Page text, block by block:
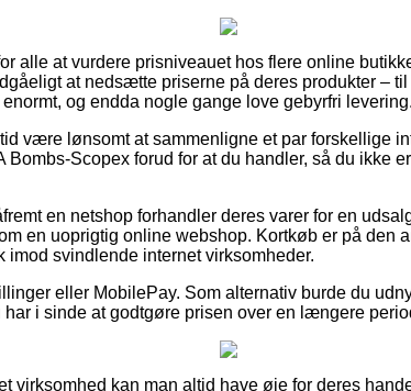
alle at vurdere prisniveauet hos flere online
at nedsætte priserne på deres produkter –
og endda nogle gange love gebyrfri levering.
være lønsomt at sammenligne et par forskellige
Bombs-Scopex forud for at du handler, så du ikke
en netshop forhandler deres varer for en
en uoprigtig online webshop. Kortkøb er på den
imod svindlende internet virksomheder.
eller MobilePay. Som alternativ burde du
i sinde at godtgøre prisen over en længere
virksomhed kan man altid have øje for deres